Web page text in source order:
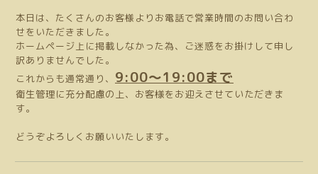
本日は、たくさんのお客様よりお電話で営業時間のお問い合わ
せをいただきました。
ホームページ上に掲載しなかった為、ご迷惑をお掛けして申し
訳ありませんでした。
これからも通常通り、 9:00〜19:00まで
衛生管理に充分配慮の上、お客様をお迎えさせていただきま
す。
どうぞよろしくお願いいたします。